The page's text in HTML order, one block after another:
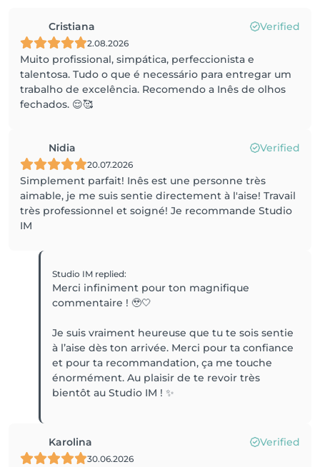
Cristiana Verified
2.08.2026
Muito profissional, simpática, perfeccionista e
talentosa. Tudo o que é necessário para entregar um
trabalho de excelência. Recomendo a Inês de olhos
fechados. 😌🥰
Nidia Verified
20.07.2026
Simplement parfait! Inês est une personne très
aimable, je me suis sentie directement à l'aise! Travail
très professionnel et soigné! Je recommande Studio
IM
Studio IM replied:
Merci infiniment pour ton magnifique
commentaire ! 🥹🤍
Je suis vraiment heureuse que tu te sois sentie
à l’aise dès ton arrivée. Merci pour ta confiance
et pour ta recommandation, ça me touche
énormément. Au plaisir de te revoir très
bientôt au Studio IM ! ✨
Karolina Verified
30.06.2026